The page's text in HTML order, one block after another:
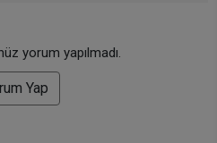
yorum yapılmadı.
Yap